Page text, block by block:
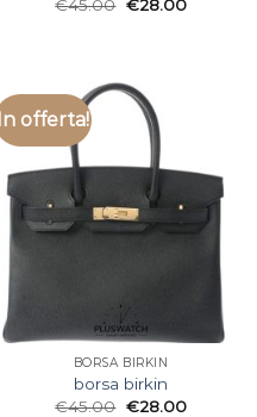
€45.00 €28.00
In offerta!
BORSA BIRKIN
borsa birkin
€45.00 €28.00